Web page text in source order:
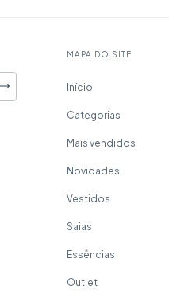
MAPA DO SITE
Início
Categorias
Mais vendidos
Novidades
Vestidos
Saias
Essências
Outlet